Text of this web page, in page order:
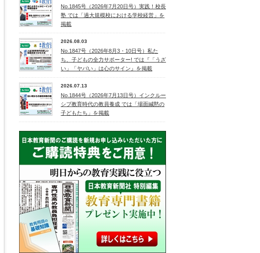
No.1845号（2026年7月20日号）実践！校長
塾 では「過大規模校における学校経営」を
掲載
2026.08.03
No.1847号（2026年8月3・10日号）私た
ち、子どもの全力サポーター! では『「うざ
い」「ヤバい」は心のサイン』を掲載
2026.07.13
No.1844号（2026年7月13日号）インクルー
シブ教育時代の教員養成 では「場面緘黙の
子どもたち」を掲載